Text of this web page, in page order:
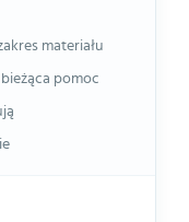
materiału
pomoc